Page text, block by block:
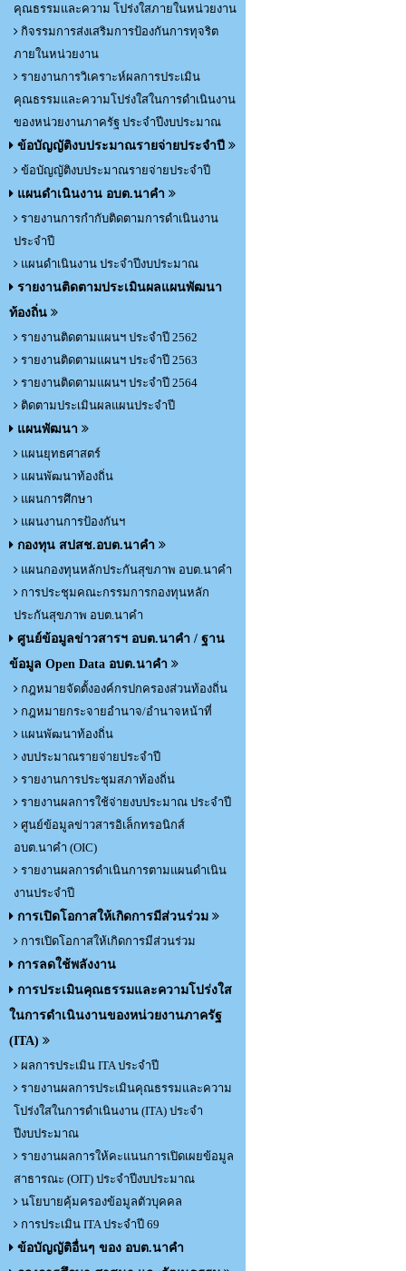
คุณธรรมและความ โปร่งใสภายในหน่วยงาน
กิจรรมการส่งเสริมการป้องกันการทุจริต
ภายในหน่วยงาน
รายงานการวิเคราะห์ผลการประเมิน
คุณธรรมและความโปร่งใสในการดำเนินงาน
ของหน่วยงานภาครัฐ ประจำปีงบประมาณ
ข้อบัญญัติงบประมาณรายจ่ายประจำปี
ข้อบัญญัติงบประมาณรายจ่ายประจำปี
แผนดำเนินงาน อบต.นาคำ
รายงานการกำกับติดตามการดำเนินงาน
ประจำปี
แผนดำเนินงาน ประจำปีงบประมาณ
รายงานติดตามประเมินผลแผนพัฒนา
ท้องถิ่น
รายงานติดตามแผนฯ ประจำปี 2562
รายงานติดตามแผนฯ ประจำปี 2563
รายงานติดตามแผนฯ ประจำปี 2564
ติดตามประเมินผลแผนประจำปี
แผนพัฒนา
แผนยุทธศาสตร์
แผนพัฒนาท้องถิ่น
แผนการศึกษา
แผนงานการป้องกันฯ
กองทุน สปสช.อบต.นาคำ
แผนกองทุนหลักประกันสุขภาพ อบต.นาคำ
การประชุมคณะกรรมการกองทุนหลัก
ประกันสุขภาพ อบต.นาคำ
ศูนย์ข้อมูลข่าวสารฯ อบต.นาคำ / ฐาน
ข้อมูล Open Data อบต.นาคำ
กฎหมายจัดตั้งองค์กรปกครองส่วนท้องถิ่น
กฎหมายกระจายอำนาจ/อำนาจหน้าที่
แผนพัฒนาท้องถิ่น
งบประมาณรายจ่ายประจำปี
รายงานการประชุมสภาท้องถิ่น
รายงานผลการใช้จ่ายงบประมาณ ประจำปี
ศูนย์ข้อมูลข่าวสารอิเล็กทรอนิกส์
อบต.นาคำ (OIC)
รายงานผลการดำเนินการตามแผนดำเนิน
งานประจำปี
การเปิดโอกาสให้เกิดการมีส่วนร่วม
การเปิดโอกาสให้เกิดการมีส่วนร่วม
การลดใช้พลังงาน
การประเมินคุณธรรมและความโปร่งใส
ในการดำเนินงานของหน่วยงานภาครัฐ
(ITA)
ผลการประเมิน ITA ประจำปี
รายงานผลการประเมินคุณธรรมและความ
โปร่งใสในการดำเนินงาน (ITA) ประจำ
ปีงบประมาณ
รายงานผลการให้คะแนนการเปิดเผยข้อมูล
สาธารณะ (OIT) ประจำปีงบประมาณ
นโยบายคุ้มครองข้อมูลตัวบุคคล
การประเมิน ITA ประจำปี 69
ข้อบัญญัติอื่นๆ ของ อบต.นาคำ